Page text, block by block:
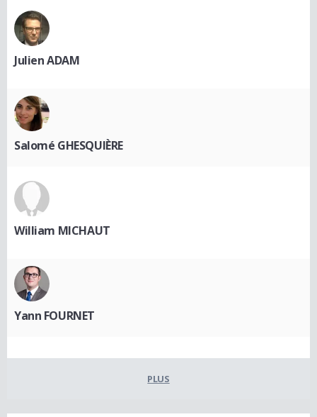
Julien ADAM
Salomé GHESQUIÈRE
William MICHAUT
Yann FOURNET
PLUS